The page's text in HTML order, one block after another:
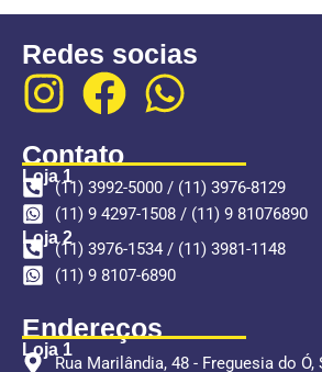
Redes socias
Contato
Loja 1
(11) 3992-5000 / (11) 3976-8129
(11) 9 4297-1508 / (11) 9 81076890
Loja 2
(11) 3976-1534 / (11) 3981-1148
(11) 9 8107-6890
Endereços
Loja 1
Rua Marilândia, 48 - Freguesia do Ó,